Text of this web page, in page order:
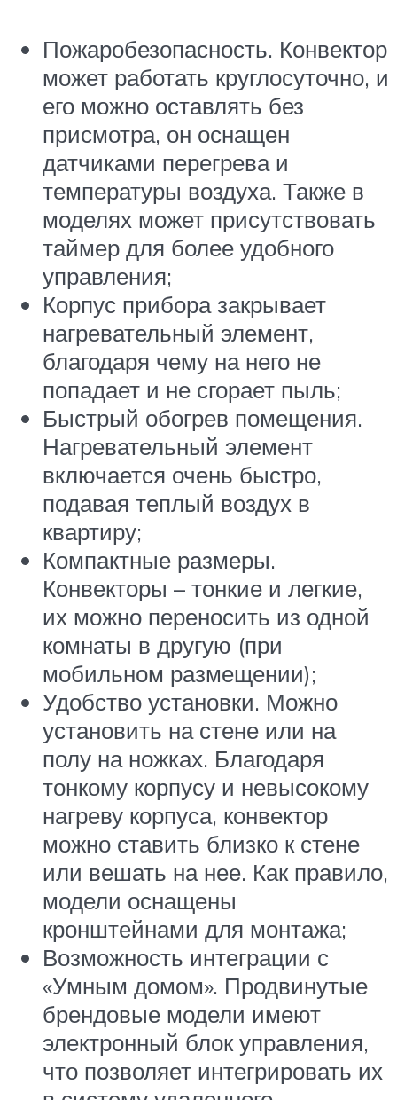
Пожаробезопасность. Конвектор
может работать круглосуточно, и
его можно оставлять без
присмотра, он оснащен
датчиками перегрева и
температуры воздуха. Также в
моделях может присутствовать
таймер для более удобного
управления;
Корпус прибора закрывает
нагревательный элемент,
благодаря чему на него не
попадает и не сгорает пыль;
Быстрый обогрев помещения.
Нагревательный элемент
включается очень быстро,
подавая теплый воздух в
квартиру;
Компактные размеры.
Конвекторы – тонкие и легкие,
их можно переносить из одной
комнаты в другую (при
мобильном размещении);
Удобство установки. Можно
установить на стене или на
полу на ножках. Благодаря
тонкому корпусу и невысокому
нагреву корпуса, конвектор
можно ставить близко к стене
или вешать на нее. Как правило,
модели оснащены
кронштейнами для монтажа;
Возможность интеграции с
«Умным домом». Продвинутые
брендовые модели имеют
электронный блок управления,
что позволяет интегрировать их